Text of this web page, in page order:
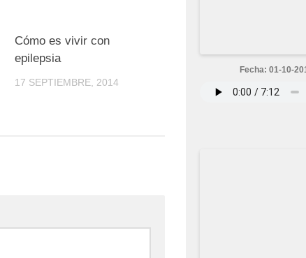
Cómo es vivir con
epilepsia
17 SEPTIEMBRE, 2014
Fecha: 01-10-